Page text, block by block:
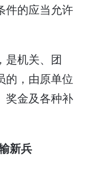
件的应当允许
是机关、团
的，由原单位
奖金及各种补
新兵